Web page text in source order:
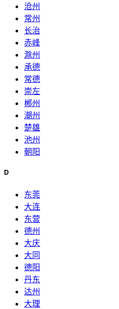
沧州
常州
长治
赤峰
滁州
承德
常德
崇左
郴州
潮州
楚雄
池州
朝阳
D
东莞
大连
东营
德州
大庆
大同
德阳
丹东
达州
大理